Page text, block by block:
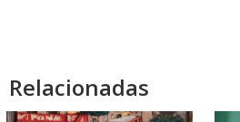
Relacionadas